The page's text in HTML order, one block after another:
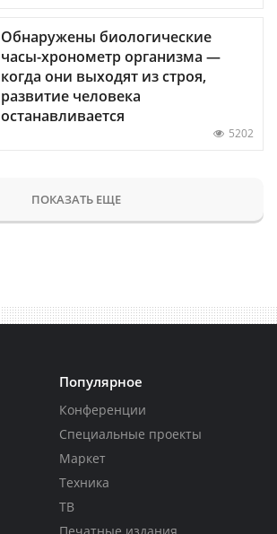
Обнаружены биологические
часы-хронометр организма —
когда они выходят из строя,
развитие человека
останавливается
5202
ПОКАЗАТЬ ЕЩЕ
Популярное
Конференции
Специальные проекты
Маркет
Техника
ТВ